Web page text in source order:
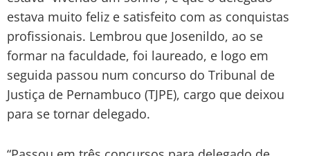
estava muito feliz e satisfeito com as conquistas
profissionais. Lembrou que Josenildo, ao se
formar na faculdade, foi laureado, e logo em
seguida passou num concurso do Tribunal de
Justiça de Pernambuco (TJPE), cargo que deixou
para se tornar delegado.